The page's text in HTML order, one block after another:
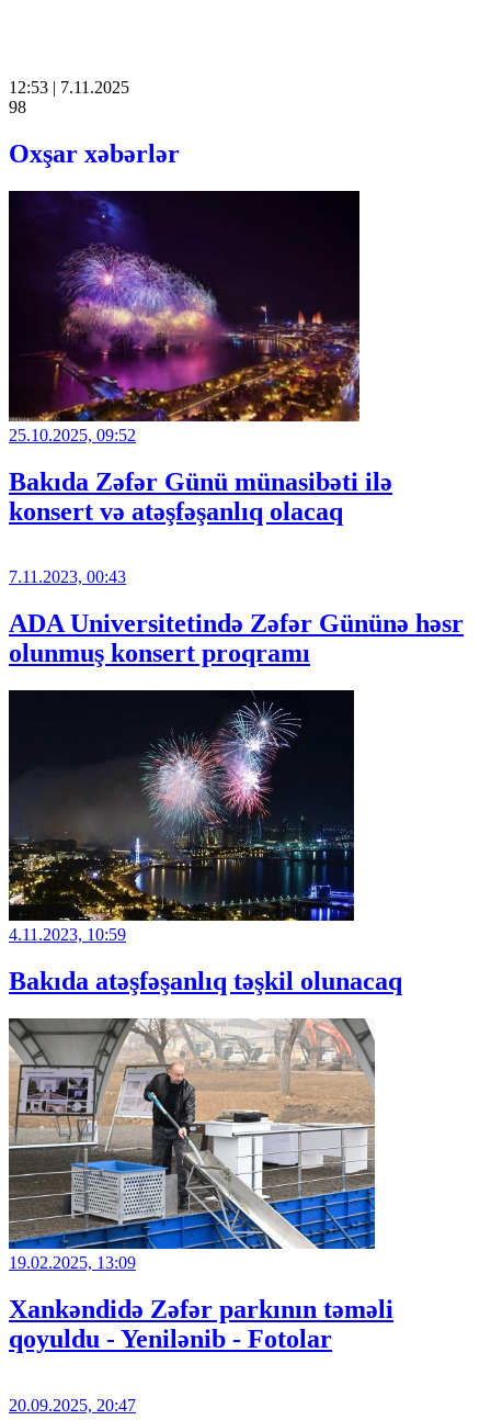
12:53 | 7.11.2025
98
Oxşar xəbərlər
25.10.2025, 09:52
Bakıda Zəfər Günü münasibəti ilə
konsert və atəşfəşanlıq olacaq
7.11.2023, 00:43
ADA Universitetində Zəfər Gününə həsr
olunmuş konsert proqramı
4.11.2023, 10:59
Bakıda atəşfəşanlıq təşkil olunacaq
19.02.2025, 13:09
Xankəndidə Zəfər parkının təməli
qoyuldu - Yenilənib - Fotolar
20.09.2025, 20:47